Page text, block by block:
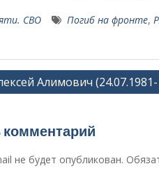
СВО Погиб на фронте,
Алимович (24.07.1981-
не будет опубликован.